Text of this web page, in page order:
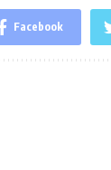
Facebook